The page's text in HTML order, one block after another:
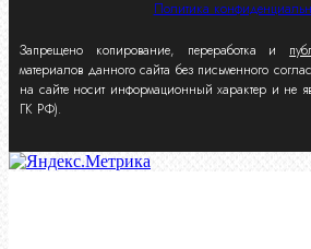
Политика
Запрещено копирование, переработка и
материалов данного сайта без письменного
на сайте носит информационный характер и не
ГК РФ).